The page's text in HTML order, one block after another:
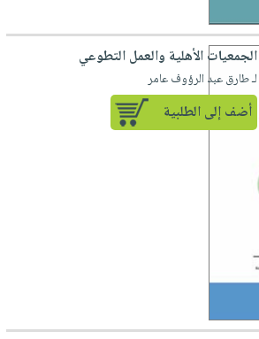
الجمعيات الأهلية والعمل التطوعي
لـ طارق عبد الرؤوف عامر
أضف إلى الطلبية